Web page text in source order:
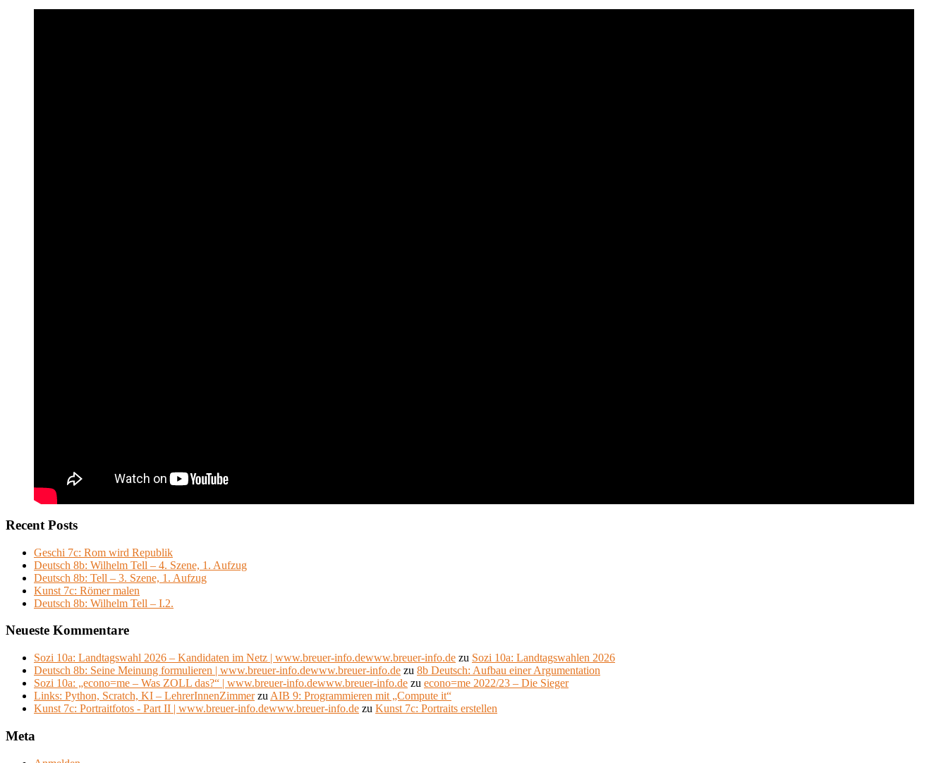
Recent Posts
Geschi 7c: Rom wird Republik
Deutsch 8b: Wilhelm Tell – 4. Szene, 1. Aufzug
Deutsch 8b: Tell – 3. Szene, 1. Aufzug
Kunst 7c: Römer malen
Deutsch 8b: Wilhelm Tell – I.2.
Neueste Kommentare
Sozi 10a: Landtagswahl 2026 – Kandidaten im Netz | www.breuer-info.dewww.breuer-info.de zu Sozi 10a: Landtagswahlen 2026
Deutsch 8b: Seine Meinung formulieren | www.breuer-info.dewww.breuer-info.de zu 8b Deutsch: Aufbau einer Argumentation
Sozi 10a: „econo=me – Was ZOLL das?“ | www.breuer-info.dewww.breuer-info.de zu econo=me 2022/23 – Die Sieger
Links: Python, Scratch, KI – LehrerInnenZimmerzu AIB 9: Programmieren mit „Compute it“
Kunst 7c: Portraitfotos - Part II | www.breuer-info.dewww.breuer-info.de zu Kunst 7c: Portraits erstellen
Meta